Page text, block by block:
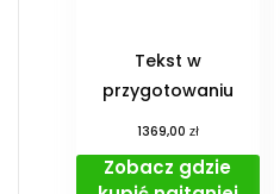
Tekst w
przygotowaniu
1369,00 zł
Zobacz gdzie